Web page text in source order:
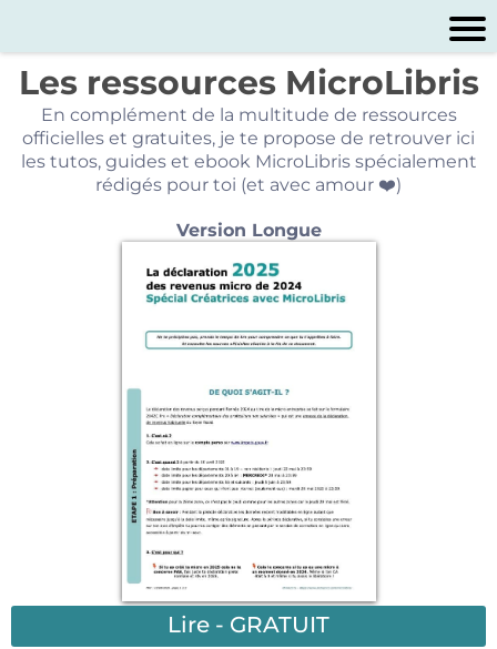
Les ressources MicroLibris
En complément de la multitude de ressources
officielles et gratuites, je te propose de retrouver ici
les tutos, guides et ebook MicroLibris spécialement
rédigés pour toi (et avec amour ❤️)
Version Longue
Lire - GRATUIT